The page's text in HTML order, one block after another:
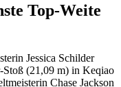
Top-Weite
Jessica Schilder
Stoß (21,09 m) in Keqiao
Chase Jackson